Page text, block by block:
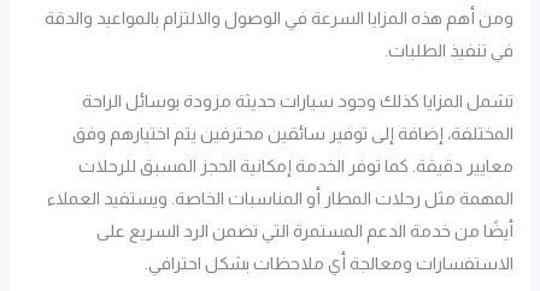
ومن أهم هذه المزايا السرعة في الوصول والالتزام بالمواعيد والدقة
في تنفيذ الطلبات.
تشمل المزايا كذلك وجود سيارات حديثة مزودة بوسائل الراحة
المختلفة، إضافة إلى توفير سائقين محترفين يتم اختيارهم وفق
معايير دقيقة. كما توفر الخدمة إمكانية الحجز المسبق للرحلات
المهمة مثل رحلات المطار أو المناسبات الخاصة. ويستفيد العملاء
أيضًا من خدمة الدعم المستمرة التي تضمن الرد السريع على
الاستفسارات ومعالجة أي ملاحظات بشكل احترافي.